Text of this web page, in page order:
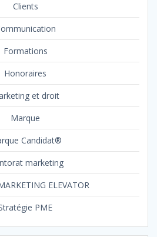
Clients
Formations
Honoraires
et droit
Marque
Candidat®
marketing
ELEVATOR
PME